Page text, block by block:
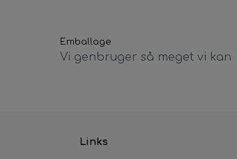
Emballage
Vi genbruger så meget vi kan
Links